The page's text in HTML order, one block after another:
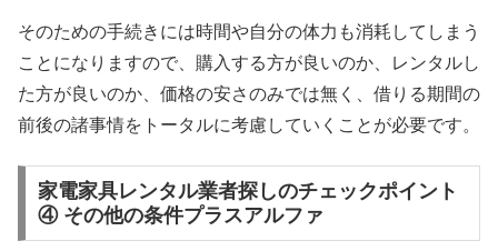
そのための手続きには時間や自分の体力も消耗してしまう
ことになりますので、購入する方が良いのか、レンタルし
た方が良いのか、価格の安さのみでは無く、借りる期間の
前後の諸事情をトータルに考慮していくことが必要です。
家電家具レンタル業者探しのチェックポイント
④ その他の条件プラスアルファ